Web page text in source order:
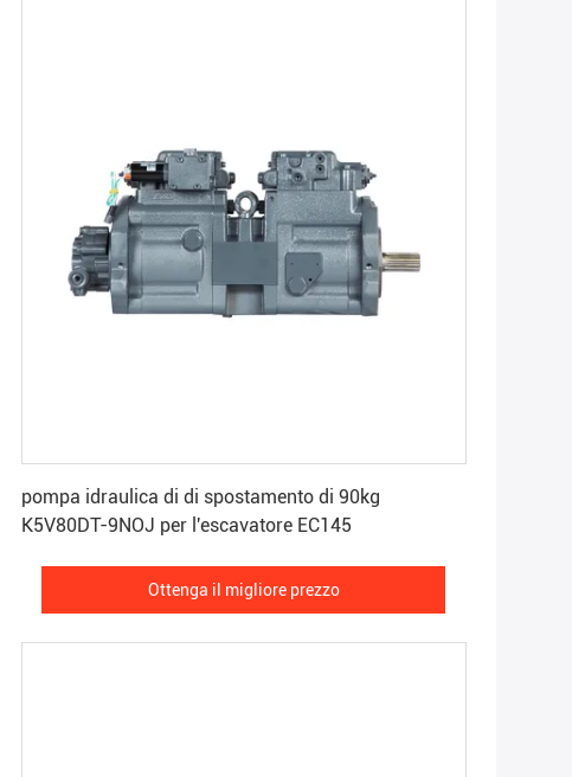
pompa idraulica di di spostamento di 90kg
K5V80DT-9NOJ per l'escavatore EC145
Ottenga il migliore prezzo